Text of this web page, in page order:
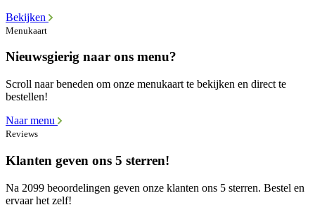
Bekijken
Menukaart
Nieuwsgierig naar ons menu?
Scroll naar beneden om onze menukaart te bekijken en direct te
bestellen!
Naar menu
Reviews
Klanten geven ons 5 sterren!
Na 2099 beoordelingen geven onze klanten ons 5 sterren. Bestel en
ervaar het zelf!